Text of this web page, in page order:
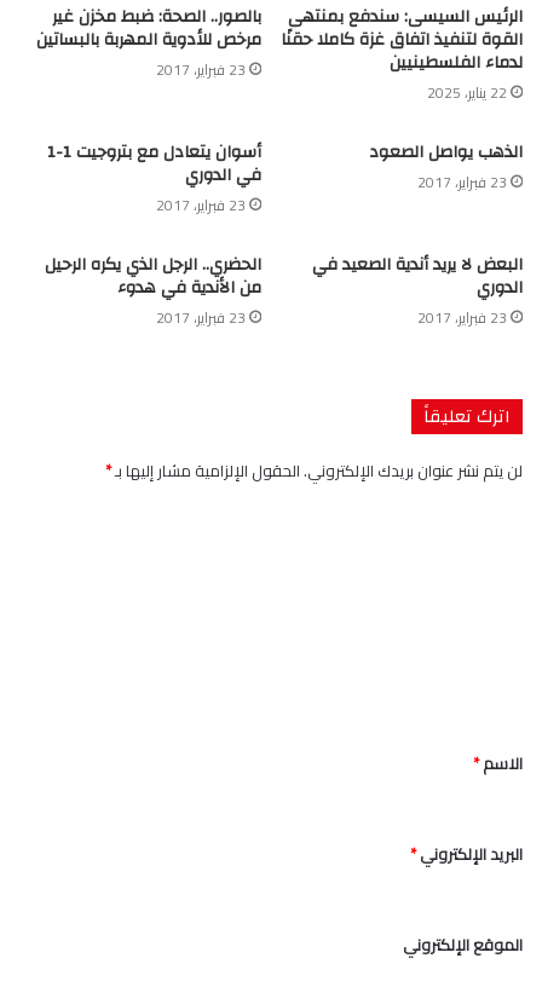
الرئيس السيسى: سندفع بمنتهى
القوة لتنفيذ اتفاق غزة كاملا حقنًا
لدماء الفلسطينيين
22 يناير، 2025
بالصور.. الصحة: ضبط مخزن غير
مرخص للأدوية المهربة بالبساتين
23 فبراير، 2017
الذهب يواصل الصعود
23 فبراير، 2017
أسوان يتعادل مع بتروجيت 1-1
في الدوري
23 فبراير، 2017
البعض لا يريد أندية الصعيد في
الدوري
23 فبراير، 2017
الحضري.. الرجل الذي يكره الرحيل
من الأندية في هدوء
23 فبراير، 2017
اترك تعليقاً
لن يتم نشر عنوان بريدك الإلكتروني.الحقول الإلزامية مشار إليها بـ*
*
الاسم*
البريد الإلكتروني*
الموقع الإلكتروني